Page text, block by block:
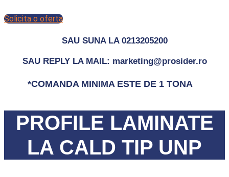
Solicita o oferta
SAU SUNA LA 0213205200
SAU REPLY LA MAIL: marketing@prosider.ro
*COMANDA MINIMA ESTE DE 1 TONA
PROFILE LAMINATE
LA CALD TIP UNP